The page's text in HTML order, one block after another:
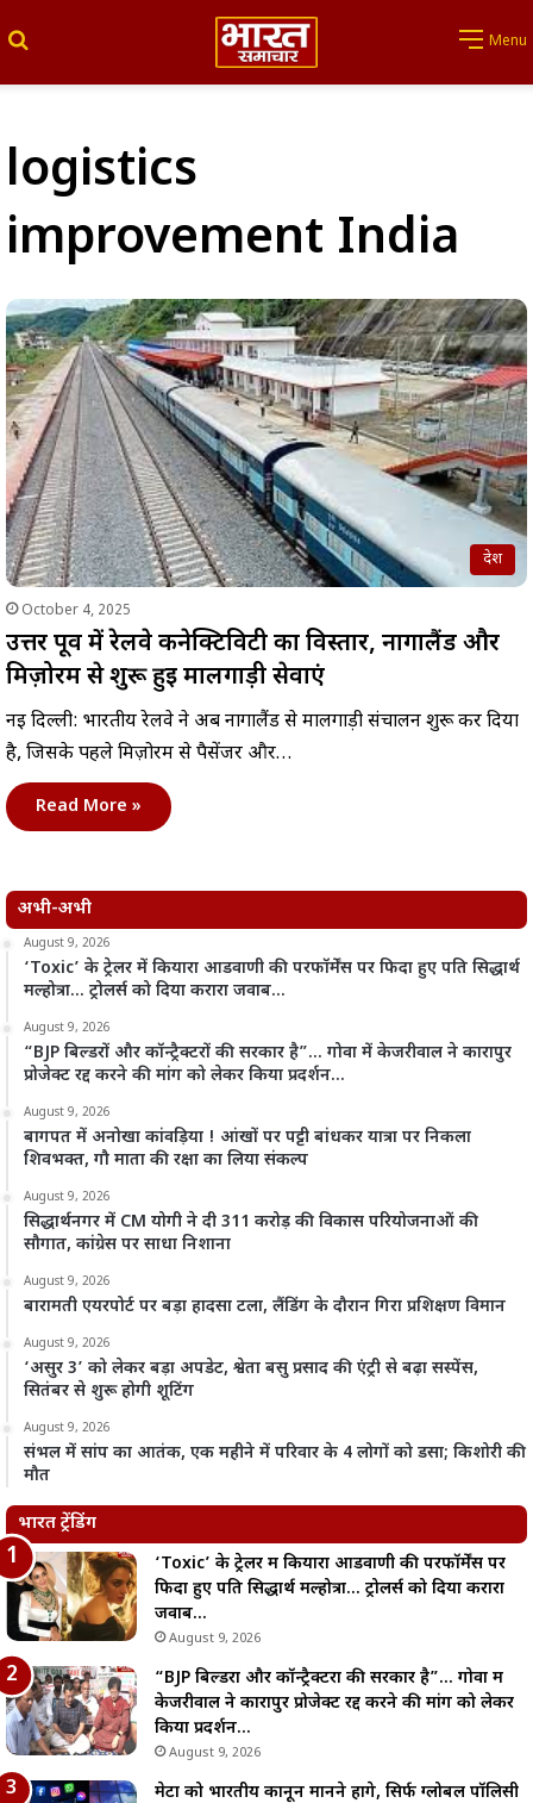
Menu
logistics
improvement India
देश
October 4, 2025
उत्तर पूर्व में रेलवे कनेक्टिविटी का विस्तार, नागालैंड और
मिज़ोरम से शुरू हुई मालगाड़ी सेवाएं
नई दिल्ली: भारतीय रेलवे ने अब नागालैंड से मालगाड़ी संचालन शुरू कर दिया
है, जिसके पहले मिज़ोरम से पैसेंजर और…
Read More »
अभी-अभी
August 9, 2026
‘Toxic’ के ट्रेलर में कियारा आडवाणी की परफॉर्मेंस पर फिदा हुए पति सिद्धार्थ
मल्होत्रा… ट्रोलर्स को दिया करारा जवाब…
August 9, 2026
“BJP बिल्डरों और कॉन्ट्रैक्टरों की सरकार है”… गोवा में केजरीवाल ने कारापुर
प्रोजेक्ट रद्द करने की मांग को लेकर किया प्रदर्शन…
August 9, 2026
बागपत में अनोखा कांवड़िया ! आंखों पर पट्टी बांधकर यात्रा पर निकला
शिवभक्त, गौ माता की रक्षा का लिया संकल्प
August 9, 2026
सिद्धार्थनगर में CM योगी ने दी 311 करोड़ की विकास परियोजनाओं की
सौगात, कांग्रेस पर साधा निशाना
August 9, 2026
बारामती एयरपोर्ट पर बड़ा हादसा टला, लैंडिंग के दौरान गिरा प्रशिक्षण विमान
August 9, 2026
‘असुर 3’ को लेकर बड़ा अपडेट, श्वेता बसु प्रसाद की एंट्री से बढ़ा सस्पेंस,
सितंबर से शुरू होगी शूटिंग
August 9, 2026
संभल में सांप का आतंक, एक महीने में परिवार के 4 लोगों को डसा; किशोरी की
मौत
भारत ट्रेंडिंग
‘Toxic’ के ट्रेलर में कियारा आडवाणी की परफॉर्मेंस पर
फिदा हुए पति सिद्धार्थ मल्होत्रा… ट्रोलर्स को दिया करारा
जवाब…
August 9, 2026
“BJP बिल्डरों और कॉन्ट्रैक्टरों की सरकार है”… गोवा में
केजरीवाल ने कारापुर प्रोजेक्ट रद्द करने की मांग को लेकर
किया प्रदर्शन…
August 9, 2026
मेटा को भारतीय कानून मानने होंगे, सिर्फ ग्लोबल पॉलिसी